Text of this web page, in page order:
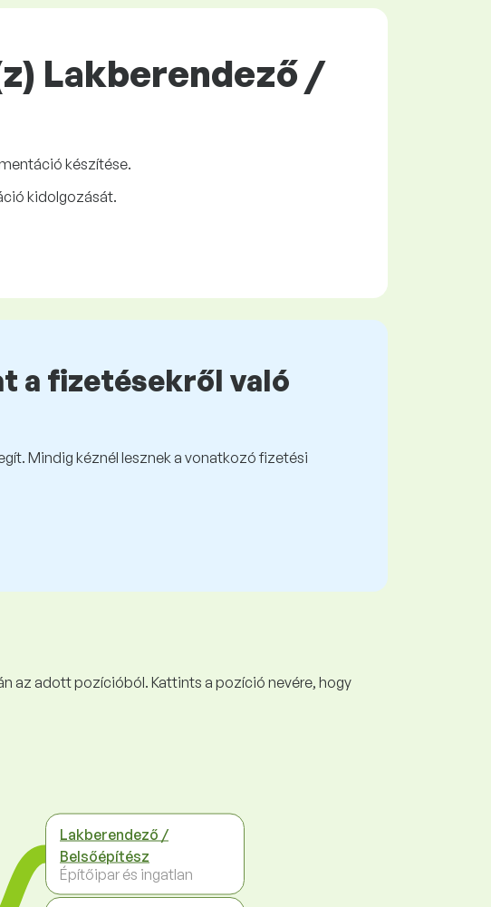
Lakberendező /
készítése.
kidolgozását.
a fizetésekről való
Mindig kéznél lesznek a vonatkozó fizetési
az adott pozícióból. Kattints a pozíció nevére, hogy
Lakberendező /
Belsőépítész
Építőipar és ingatlan